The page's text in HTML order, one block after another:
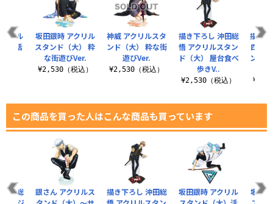
神威 アクリルスタ
ンド（大） 粋な街
遊びVer.
¥2,530（税込）
描き下ろし 沖田総
悟 アクリルスタン
ド（大） 屋台食べ
歩きV..
¥2,530（税込）
描き
四郎
ンド
リル
）活
坂田銀時 アクリル
スタンド（大） 粋
な街遊びVer.
¥2,530（税込）
この商品を買った人はこんな商品も買っています
描き下ろし 沖田総
坂田銀時 アクリル
坂田
田総
銀さん アクリルス